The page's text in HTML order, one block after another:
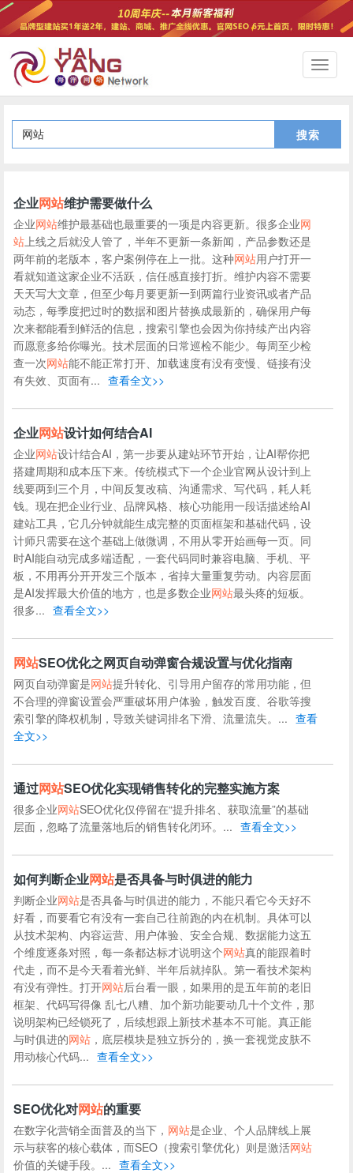
切
换
导
搜索
企业网站维护需要做什么
企业网站维护最基础也最重要的一项是内容更新。很多企业网
站 上线之后就没人管了，半年不更新一条新闻，产品参数还是
两年前的老版本，客户案例停在上一批。这种网站用户打开一
看就知道这家企业不活跃，信任感直接打折。维护内容不需要
天天写大文章，但至少每月要更新一到两篇行业资讯或者产品
动态，每季度把过时的数据和图片替换成最新的，确保用户每
次来都能看到鲜活的信息，搜索引擎也会因为你持续产出内容
而愿意多给你曝光。技术层面的日常巡检不能少。每周至少检
查一次网站能不能正常打开、加载速度有没有变慢、链接有没
有失效、页面有... 查看全文>>
企业网站设计如何结合AI
企业网站设计结合AI，第一步要从建站环节开始，让AI帮你把
搭建周期和成本压下来。传统模式下一个企业官网从设计到上
线要两到三个月，中间反复改稿、沟通需求、写代码，耗人耗
钱。现在把企业行业、品牌风格、核心功能用一段话描述给AI
建站工具，它几分钟就能生成完整的页面框架和基础代码，设
计师只需要在这个基础上做微调，不用从零开始画每一页。同
时AI能自动完成多端适配，一套代码同时兼容电脑、手机、平
板，不用再分开开发三个版本，省掉大量重复劳动。内容层面
是AI发挥最大价值的地方，也是多数企业网站最头疼的短板。
很多... 查看全文>>
网站SEO优化之网页自动弹窗合规设置与优化指南
网页自动弹窗是网站提升转化、引导用户留存的常用功能，但
不合理的弹窗设置会严重破坏用户体验，触发百度、谷歌等搜
索引擎的降权机制，导致关键词排名下滑、流量流失。... 查看
全文>>
通过网站SEO优化实现销售转化的完整实施方案
很多企业网站SEO优化仅停留在“提升排名、获取流量”的基础
层面，忽略了流量落地后的销售转化闭环。... 查看全文>>
如何判断企业网站是否具备与时俱进的能力
判断企业网站是否具备与时俱进的能力，不能只看它今天好不
好看，而要看它有没有一套自己往前跑的内在机制。具体可以
从技术架构、内容运营、用户体验、安全合规、数据能力这五
个维度逐条对照，每一条都达标才说明这个网站真的能跟着时
代走，而不是今天看着光鲜、半年后就掉队。第一看技术架构
有没有弹性。打开网站后台看一眼，如果用的是五年前的老旧
框架、代码写得像 乱七八糟、加个新功能要动几十个文件，那
说明架构已经锁死了，后续想跟上新技术基本不可能。真正能
与时俱进的网站 ，底层模块是独立拆分的，换一套视觉皮肤不
用动核心代码... 查看全文>>
SEO优化对网站的重要
在数字化营销全面普及的当下， 网站是企业、个人品牌线上展
示与获客的核心载体，而SEO（搜索引擎优化）则是激活网站
价值的关键手段。... 查看全文>>